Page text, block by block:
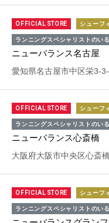
OFFICIAL STORE シューフ
ランニングスペシャリストのい
ニューバランス名古屋
愛知県名古屋市中区栄3-
OFFICIAL STORE シューフ
ランニングスペシャリストのい
ニューバランス心斎橋
大阪府大阪市中央区心斎
OFFICIAL STORE シューフ
ランニングスペシャリストのい